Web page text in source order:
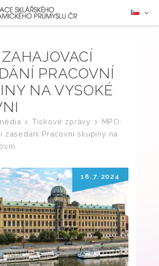
PRACOVNÍ
NA VYSOKÉ
Tiskové zprávy
MPO:
zasedání Pracovní skupiny na
18. 7. 2024